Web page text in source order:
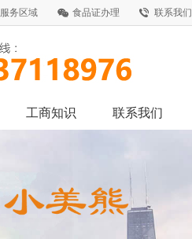
服务区域 食品证办理 联系我们
工商知识 联系我们